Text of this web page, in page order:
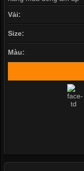
Vải:
Size:
Màu: